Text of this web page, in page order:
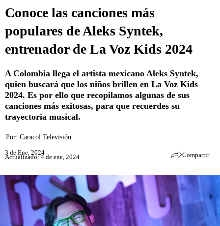
Conoce las canciones más
populares de Aleks Syntek,
entrenador de La Voz Kids 2024
A Colombia llega el artista mexicano Aleks Syntek,
quien buscará que los niños brillen en La Voz Kids
2024. Es por ello que recopilamos algunas de sus
canciones más exitosas, para que recuerdes su
trayectoria musical.
Por: Caracol Televisión
3 de Ene, 2024
Actualizado: 4 de ene, 2024 Compartir